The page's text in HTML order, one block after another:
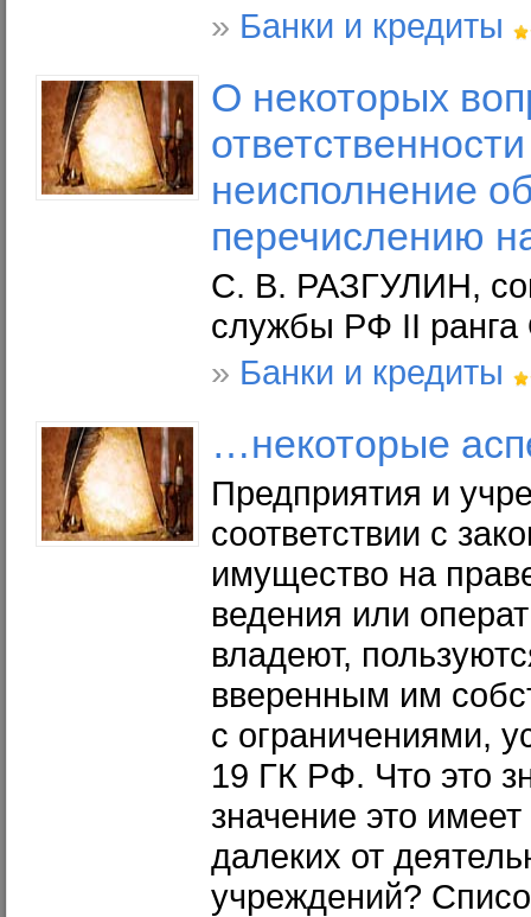
» Банки и кредиты
О некоторых
неисполнение
перечислению
С. В. РАЗГУЛИН,
службы РФ II ранга
» Банки и кредиты
…некоторые
Предприятия и
соответствии с
имущество на
ведения или
владеют,
вверенным им
с ограничениями,
19 ГК РФ. Что это
значение это
далеких от
учреждений?